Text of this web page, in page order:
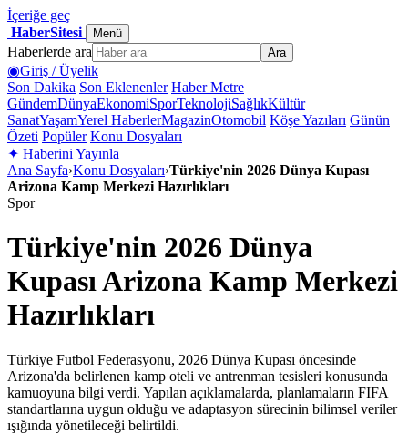
İçeriğe geç
HaberSitesi
Menü
Haberlerde ara Ara
◉Giriş / Üyelik
Son Dakika Son Eklenenler Haber Metre
GündemDünyaEkonomiSporTeknolojiSağlıkKültür
SanatYaşamYerel HaberlerMagazinOtomobil Köşe Yazıları Günün
Özeti Popüler Konu Dosyaları
✦ Haberini Yayınla
Ana Sayfa›Konu Dosyaları›Türkiye'nin 2026 Dünya Kupası
Arizona Kamp Merkezi Hazırlıkları
Spor
Türkiye'nin 2026 Dünya
Kupası Arizona Kamp Merkezi
Hazırlıkları
Türkiye Futbol Federasyonu, 2026 Dünya Kupası öncesinde
Arizona'da belirlenen kamp oteli ve antrenman tesisleri konusunda
kamuoyuna bilgi verdi. Yapılan açıklamalarda, planlamaların FIFA
standartlarına uygun olduğu ve adaptasyon sürecinin bilimsel veriler
ışığında yönetileceği belirtildi.